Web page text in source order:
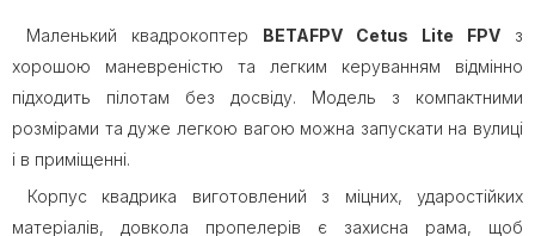
Маленький квадрокоптер BETAFPV Cetus Lite FPV з
хорошою маневреністю та легким керуванням відмінно
підходить пілотам без досвіду. Модель з компактними
розмірами та дуже легкою вагою можна запускати на вулиці
і в приміщенні.
Корпус квадрика виготовлений з міцних, ударостійких
матеріалів, довкола пропелерів є захисна рама, щоб